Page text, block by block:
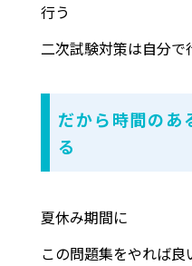
行う
二次試験対策は自分
だから時間のあ
る
夏休み期間に
この問題集をやれば